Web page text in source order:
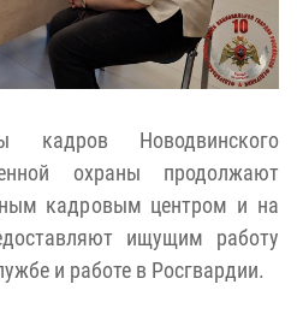
кадров Новодвинского
охраны продолжают
кадровым центром и на
ищущим работу
и работе в Росгвардии.